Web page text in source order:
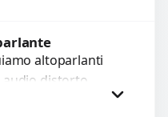
altoparlanti
distorto,
ricambi di